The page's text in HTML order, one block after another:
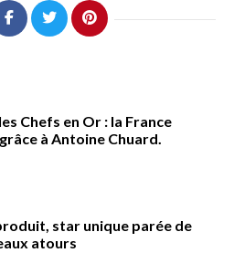
Chefs en Or : la France
à Antoine Chuard.
star unique parée de
atours